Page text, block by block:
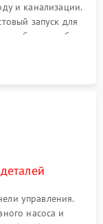
и канализации.
запуск для
сбоев в работе
управления.
насоса и